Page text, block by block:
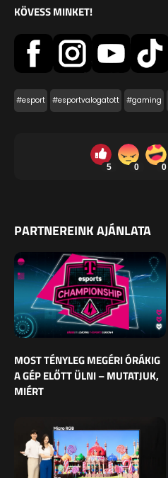
KÖVESS MINKET!
#esport #esportvalogatott #gaming
5 0 0
PARTNEREINK AJÁNLATA
MOST TÉNYLEG MEGÉRI ÓRÁKIG
A GÉP ELŐTT ÜLNI – MUTATJUK,
MIÉRT